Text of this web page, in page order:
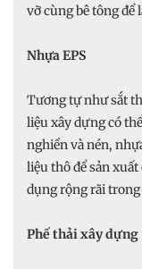
vỡ cùng bê tông để
Nhựa EPS
Tương tự như sắt
liệu xây dựng có
nghiền và nén,
liệu thô để sản
dụng rộng rãi
Phế thải xây dựng